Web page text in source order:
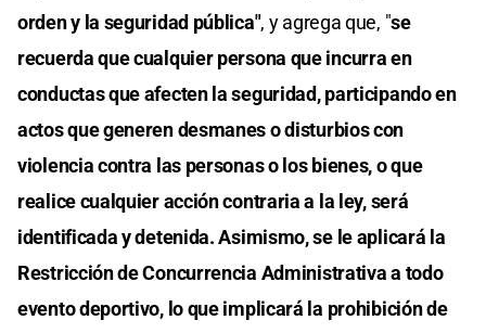
orden y la seguridad pública", y agrega que, "se
recuerda que cualquier persona que incurra en
conductas que afecten la seguridad, participando en
actos que generen desmanes o disturbios con
violencia contra las personas o los bienes, o que
realice cualquier acción contraria a la ley, será
identificada y detenida. Asimismo, se le aplicará la
Restricción de Concurrencia Administrativa a todo
evento deportivo, lo que implicará la prohibición de